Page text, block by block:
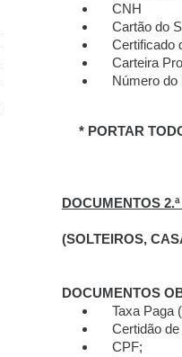
CNH
Cartão do
Certificado
Carteira
Número do
* PORTAR
DOCUMENTOS
(SOLTEIROS,
DOCUMENTOS
Taxa Paga
Certidão de
CPF;